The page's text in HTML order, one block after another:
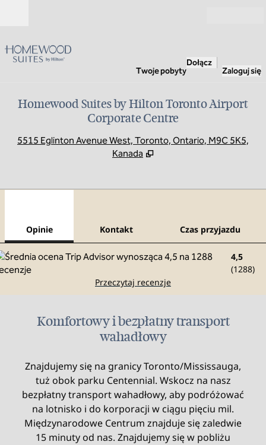
Twoje pobyty
Dołącz
Zaloguj się
Homewood Suites by Hilton Toronto Airport
Corporate Centre
5515 Eglinton Avenue West, Toronto, Ontario, M9C 5K5,
Kanada
Opinie Kontakt Czas przyjazdu
4,5
(1288)
Przeczytaj recenzje
Komfortowy i bezpłatny transport
wahadłowy
Znajdujemy się na granicy Toronto/Mississauga,
tuż obok parku Centennial. Wskocz na nasz
bezpłatny transport wahadłowy, aby podróżować
na lotnisko i do korporacji w ciągu pięciu mil.
Międzynarodowe Centrum znajduje się zaledwie
15 minuty od nas. Znajdujemy się w pobliżu